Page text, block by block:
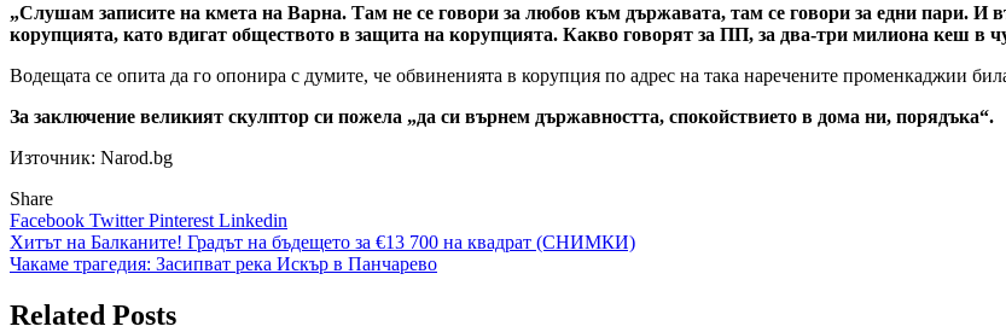
„Слушам записите на кмета на Варна. Там не се говори за любов към държавата, там се говори за едни пари.
корупцията, като вдигат обществото в защита на корупцията. Какво говорят за ПП, за два-три милиона кеш в
Водещата се опита да го опонира с думите, че обвиненията в корупция по адрес на така наречените променкаджии
За заключение великият скулптор си пожела „да си върнем държавността, спокойствието в дома ни, порядъка“.
Източник: Narod.bg
Share
Facebook TwitterPinterest Linkedin
Навигация
Хитът на Балканите! Градът на бъдещето за €13 700 на квадрат (СНИМКИ)
Чакаме трагедия: Засипват река Искър в Панчарево
Related Posts